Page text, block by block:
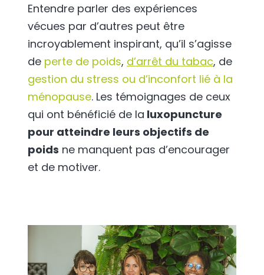
Entendre parler des expériences
vécues par d’autres peut être
incroyablement inspirant, qu’il s’agisse
de perte de poids, d’arrêt du tabac, de
gestion du stress ou d’inconfort lié à la
ménopause. Les témoignages de ceux
qui ont bénéficié de la luxopuncture
pour atteindre leurs objectifs de
poids ne manquent pas d’encourager
et de motiver.